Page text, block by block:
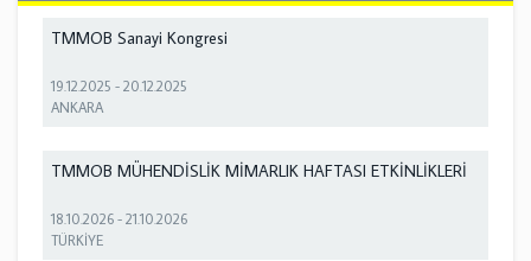
TMMOB Sanayi Kongresi
19.12.2025 -20.12.2025
ANKARA
TMMOB MÜHENDİSLİK MİMARLIK HAFTASI ETKİNLİKLERİ
18.10.2026 -21.10.2026
TÜRKİYE